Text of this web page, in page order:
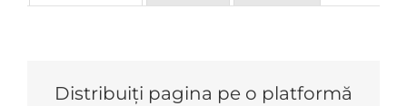
Distribuiți pagina pe o platformă